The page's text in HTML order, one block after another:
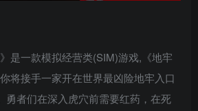
是一款模拟经营类(SIM)游戏,《地牢
将接手一家开在世界最凶险地牢入口
勇者们在深入虎穴前需要红药，在死